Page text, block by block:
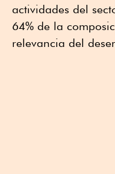
actividades del
64% de la
relevancia del